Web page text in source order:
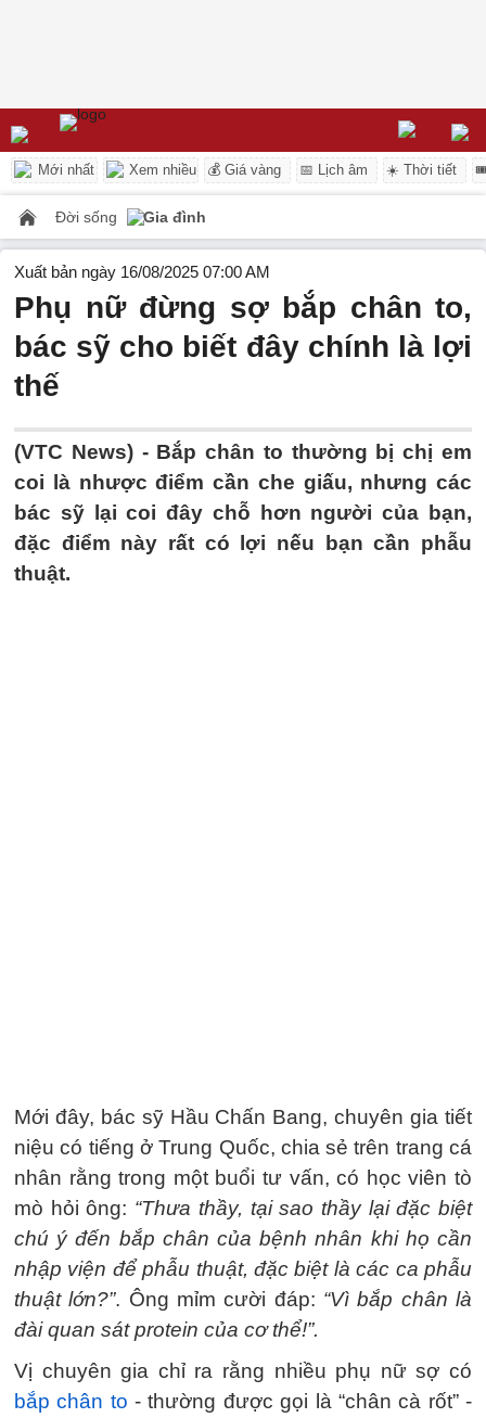
Mới nhất Xem nhiều 💰 Giá vàng 📅 Lịch âm ☀️ Thời tiết
Đời sống Gia đình
Xuất bản ngày 16/08/2025 07:00 AM
Phụ nữ đừng sợ bắp chân to,
bác sỹ cho biết đây chính là lợi
thế
(VTC News) - Bắp chân to thường bị chị em
coi là nhược điểm cần che giấu, nhưng các
bác sỹ lại coi đây chỗ hơn người của bạn,
đặc điểm này rất có lợi nếu bạn cần phẫu
thuật.
Mới đây, bác sỹ Hầu Chấn Bang, chuyên gia tiết
niệu có tiếng ở Trung Quốc, chia sẻ trên trang cá
nhân rằng trong một buổi tư vấn, có học viên tò
mò hỏi ông: “Thưa thầy, tại sao thầy lại đặc biệt
chú ý đến bắp chân của bệnh nhân khi họ cần
nhập viện để phẫu thuật, đặc biệt là các ca phẫu
thuật lớn?”. Ông mỉm cười đáp: “Vì bắp chân là
đài quan sát protein của cơ thể!”.
Vị chuyên gia chỉ ra rằng nhiều phụ nữ sợ có
bắp chân to - thường được gọi là “chân cà rốt” -